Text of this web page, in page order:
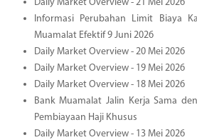
Daily Market Overview - 21 Mei 2026
Informasi Perubahan Limit Biaya
Muamalat Efektif 9 Juni 2026
Daily Market Overview - 20 Mei 2026
Daily Market Overview - 19 Mei 2026
Daily Market Overview - 18 Mei 2026
Bank Muamalat Jalin Kerja Sama
Pembiayaan Haji Khusus
Daily Market Overview - 13 Mei 2026